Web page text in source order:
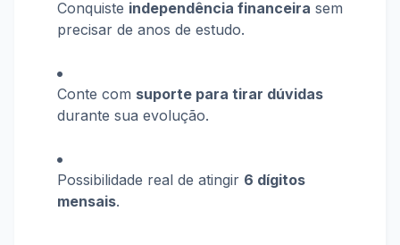
Conquiste independência financeira sem
precisar de anos de estudo.
Conte com suporte para tirar dúvidas
durante sua evolução.
Possibilidade real de atingir 6 dígitos
mensais.